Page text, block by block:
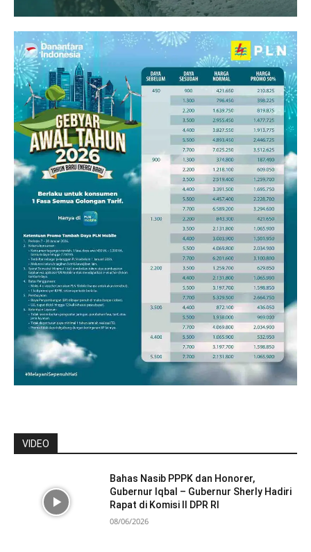
VIDEO
Bahas Nasib PPPK dan Honorer,
Gubernur Iqbal – Gubernur Sherly Hadiri
Rapat di Komisi II DPR RI
08/06/2026